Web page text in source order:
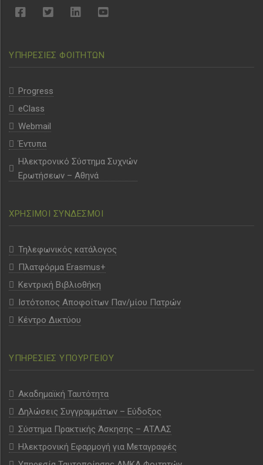
ΥΠΗΡΕΣΙΕΣ ΦΟΙΤΗΤΩΝ
Progress
eClass
Webmail
Έντυπα
Ηλεκτρονικό Σύστημα Συχνών
Ερωτήσεων – Αθηνά
ΧΡΗΣΙΜΟΙ ΣΥΝΔΕΣΜΟΙ
Τηλεφωνικός κατάλογος
Πλατφόρμα Erasmus+
Κεντρική Βιβλιοθήκη
Ιστότοπος Αποφοίτων Παν/μίου Πατρών
Κέντρο Δικτύου
ΥΠΗΡΕΣΙΕΣ ΥΠΟΥΡΓΕΙΟΥ
Ακαδημαϊκή Ταυτότητα
Δηλώσεις Συγγραμμάτων – Εύδοξος
Σύστημα Πρακτικής Άσκησης – ΑΤΛΑΣ
Ηλεκτρονική Εφαρμογή για Μεταγραφές